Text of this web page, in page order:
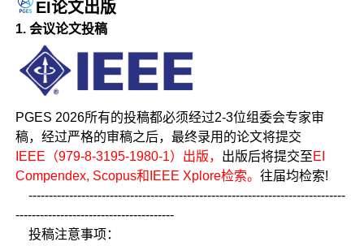
EI论文出版
1. 会议论文投稿
PGES 2026所有的投稿都必须经过2-3位组委会专家审
稿，经过严格的审稿之后，最终录用的论文将提交
IEEE（979-8-3195-1980-1）出版， 出版后将提交至EI
Compendex, Scopus和IEEE Xplore检索。往届均检索!
------------------------------------------------------------------------------
---------------------------------------
投稿注意事项：